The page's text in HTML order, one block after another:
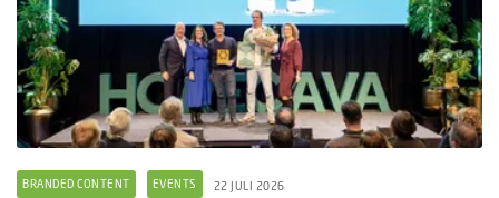
BRANDED CONTENT EVENTS 22 JULI 2026